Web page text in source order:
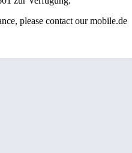
please contact our mobile.de